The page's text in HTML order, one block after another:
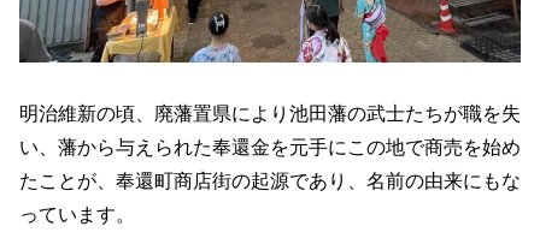
明治維新の頃、廃藩置県により池田藩の武士たちが職を失
い、藩から与えられた奉還金を元手にこの地で商売を始め
たことが、奉還町商店街の起源であり、名前の由来にもな
っています。